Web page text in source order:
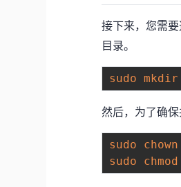
接下来，您需
目录。
sudo mkdir
然后，为了确
sudo chown
sudo
chmod